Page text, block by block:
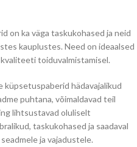
on ka väga taskukohased ja neid
kauplustes. Need on ideaalsed
toiduvalmistamisel.
hädavajalikud
puhtana, võimaldavad teil
lihtsustavad oluliselt
taskukohased ja saadaval
ja vajadustele.